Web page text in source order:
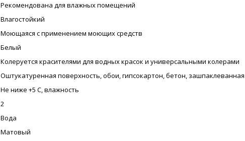
Рекомендована для влажных помещений
Влагостойкий
Моющаяся с применением моющих средств
Белый
Колеруется красителями для водных красок и универсальными колерами
Оштукатуренная поверхность, обои, гипсокартон, бетон,
Не ниже +5 С, влажность
2
Вода
Матовый